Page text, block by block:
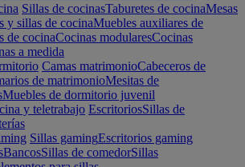
Sillas de cocinasTaburetes de cocinaMesas
y sillas de cocinaMuebles auxiliares de
de cocinaCocinas modularesCocinas
a medida
Camas matrimonioCabeceros de
de matrimonioMesitas de
Muebles de dormitorio juvenil
y teletrabajo EscritoriosSillas de
Sillas gamingEscritorios gaming
BancosSillas de comedorSillas